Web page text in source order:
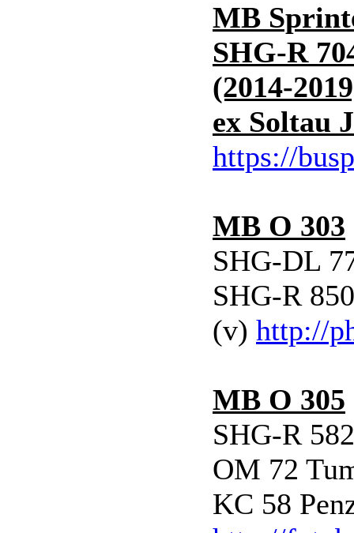
MB
SHG-R
(2014-
ex Soltau
https://
MB O 303
SHG-DL
SHG-R
(v) http://
MB O 305
SHG-R
OM 72
KC 58